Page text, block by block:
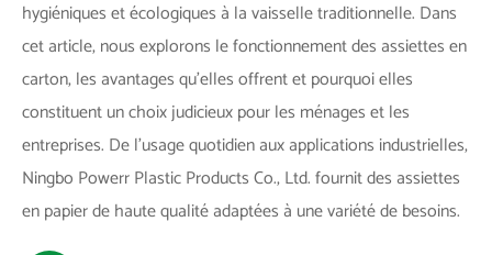
hygiéniques et écologiques à la vaisselle traditionnelle. Dans
cet article, nous explorons le fonctionnement des assiettes en
carton, les avantages qu'elles offrent et pourquoi elles
constituent un choix judicieux pour les ménages et les
entreprises. De l'usage quotidien aux applications industrielles,
Ningbo Powerr Plastic Products Co., Ltd. fournit des assiettes
en papier de haute qualité adaptées à une variété de besoins.